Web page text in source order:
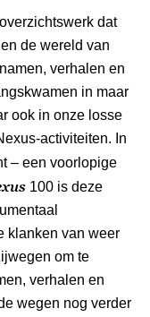
dat
de wereld van
verhalen en
in maar
ook in onze losse
activiteiten. In
– een voorlopige
100 is deze
klanken van weer
om te
verhalen en
wegen nog verder